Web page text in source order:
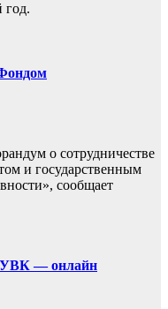
год.
о сотрудничестве
и государственным
сообщает
УВК — онлайн